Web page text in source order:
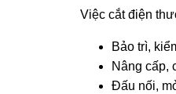
Việc cắt điện
Bảo trì,
Nâng cấp,
Đấu nối,